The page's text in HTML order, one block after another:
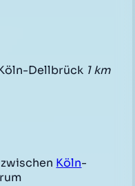
Dellbrück 1 km
zwischen Köln-